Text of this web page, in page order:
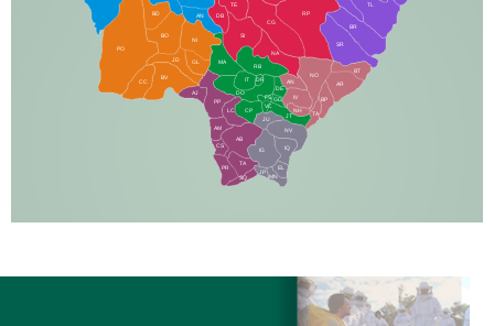
AN
TL
BR
SR
BT
AR
RP
CG
SI
NA
TA
NH
JT
RB
MA
IT
DR
DO
CP
JU
NV
IQ
EL
BD
BO
NI
JD
PO
BV
CC
PP
AJ
LC
AM
AB
JP
DB
TE
CS
PR
TA
SQ
IG
MN
NO
BP
GL
AN
IV
FS
VC
GD
DE